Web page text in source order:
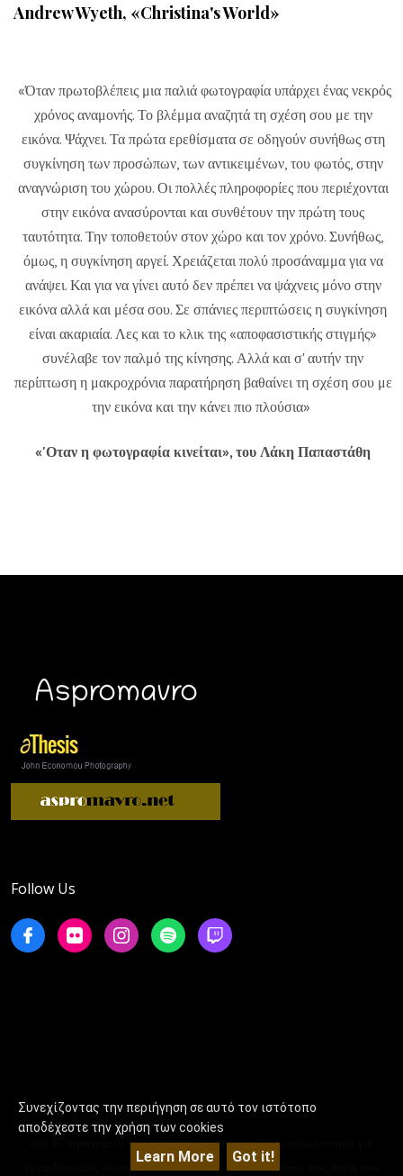
Andrew Wyeth, «Christina's World»
«Όταν πρωτοβλέπεις μια παλιά φωτογραφία υπάρχει ένας νεκρός
χρόνος αναμονής. Το βλέμμα αναζητά τη σχέση σου με την
εικόνα. Ψάχνει. Τα πρώτα ερεθίσματα σε οδηγούν συνήθως στη
συγκίνηση των προσώπων, των αντικειμένων, του φωτός, στην
αναγνώριση του χώρου. Οι πολλές πληροφορίες που περιέχονται
στην εικόνα ανασύρονται και συνθέτουν την πρώτη τους
ταυτότητα. Την τοποθετούν στον χώρο και τον χρόνο. Συνήθως,
όμως, η συγκίνηση αργεί. Χρειάζεται πολύ προσάναμμα για να
ανάψει. Και για να γίνει αυτό δεν πρέπει να ψάχνεις μόνο στην
εικόνα αλλά και μέσα σου. Σε σπάνιες περιπτώσεις η συγκίνηση
είναι ακαριαία. Λες και το κλικ της «αποφασιστικής στιγμής»
συνέλαβε τον παλμό της κίνησης. Αλλά και σ' αυτήν την
περίπτωση η μακροχρόνια παρατήρηση βαθαίνει τη σχέση σου με
την εικόνα και την κάνει πιο πλούσια»
«'Οταν η φωτογραφία κινείται», του Λάκη Παπαστάθη
Follow Us
όλο το περιεχόμενο του aspromavro.eu προορίζεται αποκλειστικά για
εκπαιδευτικούς σκοπούς και όλα τα δικαιώματα ανήκουν στις πηγές που
Συνεχίζοντας την περιήγηση σε αυτό τον ιστότοπο
αποδέχεστε την χρήση των cookies
Learn More Got it!